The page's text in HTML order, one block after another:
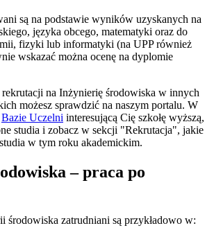
są na podstawie wyników uzyskanych na
języka obcego, matematyki oraz do
fizyki lub informatyki (na UPP również
wskazać można ocenę na dyplomie
rekrutacji na Inżynierię środowiska w innych
możesz sprawdzić na naszym portalu. W
Bazie Uczelni interesującą Cię szkołę wyższą,
studia i zobacz w sekcji "Rekrutacja", jakie
w tym roku akademickim.
– praca po
środowiska zatrudniani są przykładowo w: